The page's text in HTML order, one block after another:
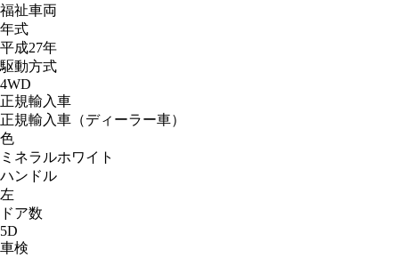
福祉車両
年式
平成27年
駆動方式
4WD
正規輸入車
正規輸入車（ディーラー車）
色
ミネラルホワイト
ハンドル
左
ドア数
5D
車検